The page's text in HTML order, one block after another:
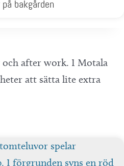
bakgården
after work. I Motala
att sätta lite extra